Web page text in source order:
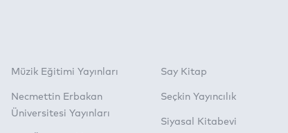
Müzik Eğitimi Yayınları
Necmettin Erbakan
Üniversitesi Yayınları
Say Kitap
Seçkin Yayıncılık
Siyasal Kitabevi